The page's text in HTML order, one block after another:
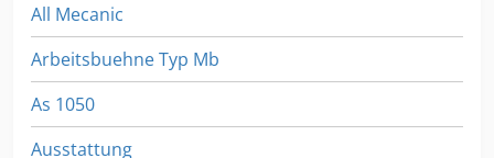
All Mecanic
Arbeitsbuehne Typ Mb
As 1050
Ausstattung